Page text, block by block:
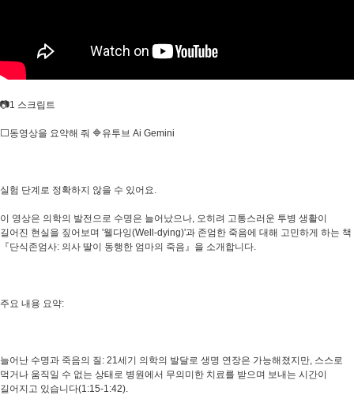
📷1 스크립트
⬜동영상을 요약해 줘 🔷유투브 Ai Gemini
실험 단계로 정확하지 않을 수 있어요.
이 영상은 의학의 발전으로 수명은 늘어났으나, 오히려 고통스러운 투병 생활이
길어진 현실을 짚어보며 '웰다잉(Well-dying)'과 존엄한 죽음에 대해 고민하게 하는 책
『단식존엄사: 의사 딸이 동행한 엄마의 죽음』을 소개합니다.
주요 내용 요약:
늘어난 수명과 죽음의 질: 21세기 의학의 발달로 생명 연장은 가능해졌지만, 스스로
먹거나 움직일 수 없는 상태로 병원에서 무의미한 치료를 받으며 보내는 시간이
길어지고 있습니다(1:15-1:42).